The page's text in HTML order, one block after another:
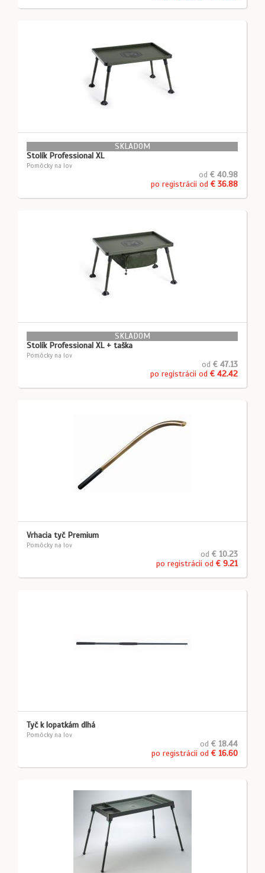
SKLADOM
Stolík Professional XL
Pomôcky na lov
od € 40.98
po registrácii od € 36.88
SKLADOM
Stolík Professional XL + taška
Pomôcky na lov
od € 47.13
po registrácii od € 42.42
Vrhacia tyč Premium
Pomôcky na lov
od € 10.23
po registrácii od € 9.21
Tyč k lopatkám dlhá
Pomôcky na lov
od € 18.44
po registrácii od € 16.60